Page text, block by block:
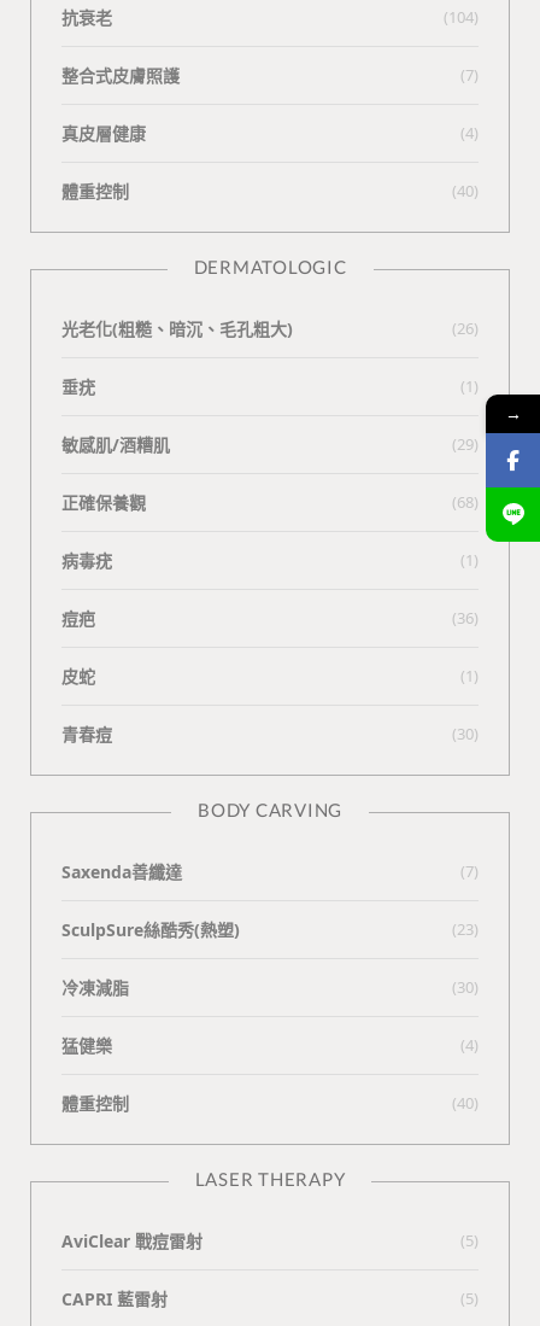
抗衰老 (104)
整合式皮膚照護 (7)
真皮層健康 (4)
體重控制 (40)
DERMATOLOGIC
光老化(粗糙、暗沉、毛孔粗大) (26)
垂疣 (1)
敏感肌/酒糟肌 (29)
正確保養觀 (68)
病毒疣 (1)
痘疤 (36)
皮蛇 (1)
青春痘 (30)
BODY CARVING
Saxenda善纖達 (7)
SculpSure絲酷秀(熱塑) (23)
冷凍減脂 (30)
猛健樂 (4)
體重控制 (40)
LASER THERAPY
AviClear 戰痘雷射 (5)
CAPRI 藍雷射 (5)
→